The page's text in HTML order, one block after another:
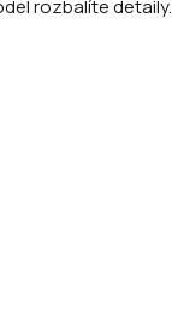
rozbalíte detaily.